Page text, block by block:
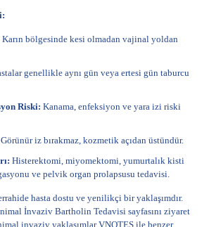
Karın bölgesinde kesi olmadan vajinal yoldan
genellikle aynı gün veya ertesi gün taburcu
Riski: Kanama, enfeksiyon ve yara izi riski
Görünür iz bırakmaz, kozmetik açıdan üstündür.
Histerektomi, miyomektomi, yumurtalık kisti
ve pelvik organ prolapsusu tedavisi.
hasta dostu ve yenilikçi bir yaklaşımdır.
İnvaziv Bartholin Tedavisi sayfasını ziyaret
invaziv yaklaşımlar VNOTES ile benzer